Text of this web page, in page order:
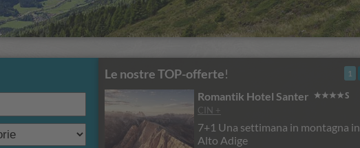
Le nostre TOP-offerte!
Romantik Hotel Santer
CIN +
7+1 Una settimana in montagna in
Alto Adige
1